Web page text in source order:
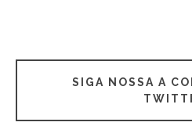
SIGA NOSSA A